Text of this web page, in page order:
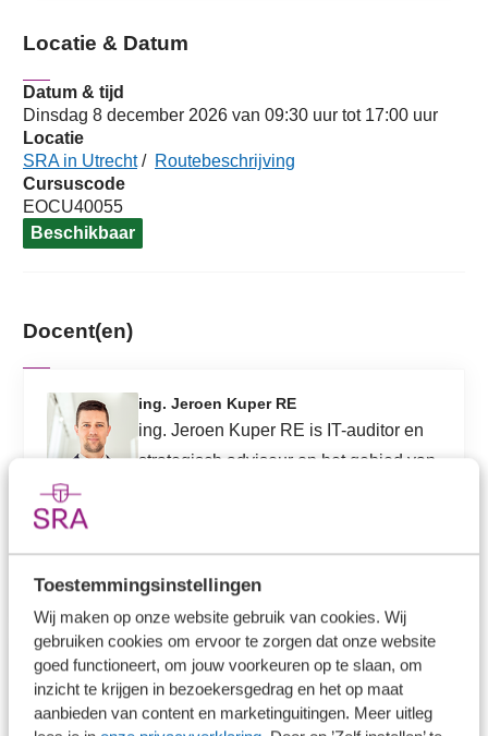
Toestemmingsinstellingen
Wij maken op onze website gebruik van cookies. Wij
gebruiken cookies om ervoor te zorgen dat onze website
goed functioneert, om jouw voorkeuren op te slaan, om
inzicht te krijgen in bezoekersgedrag en het op maat
aanbieden van content en marketinguitingen. Meer uitleg
Locatie & Datum
Datum & tijd
Dinsdag 8 december 2026 van 09:30 uur tot 17:00 uur
Locatie
SRA in Utrecht/ Routebeschrijving
Cursuscode
EOCU40055
Beschikbaar
Docent(en)
ing. Jeroen Kuper RE
ing. Jeroen Kuper RE is IT-auditor en
strategisch adviseur op het gebied van
aan de Rijksuniversiteit Groningen.
Robert Johan RE CISSP
Robert Johan RE CISSP is IT-auditor
en directeur vanAudIT-Sure B.V.